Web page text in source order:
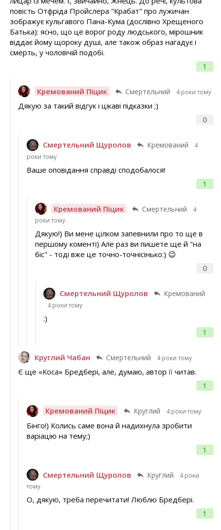
1
повість Отфріда Пройслера "Крабат" про лужичан
зображує кульгавого Пана-Кума (дослівно Хрещеного
Батька): ясно, що це ворог роду людського, мірошник
віддає йому щороку душі, але також образ нагадує і
смерть, у чоловічій подобі.
Кремований Піцик Смертельний 4 роки тому
0
Дякую за такий відгук і цікаві підказки ;)
Смертельний Щуролов Кремований
4
роки тому
1
Ваше оповідання справді сподобалося!
Кремований Піцик Смертельний
4
роки тому
0
Дякую!) Ви мене цілком запевнили про то ще в
першому коменті) Але раз ви пишете ще й "на
біс" - тоді вже це точно-точнісінько:) 😉
Смертельний Щуролов Кремований
4 роки тому
1
:)
Круглий Чабан Смертельний 4 роки тому
1
Є ще «Коса» Бредбері, але, думаю, автор її читав.
Кремований Піцик Круглий 4 роки тому
1
Бінго!) Колись саме вона й надихнула зробити
варіацію на тему;)
Смертельний Щуролов Круглий
4 роки
тому
1
О, дякую, треба перечитати! Люблю Бредбері.